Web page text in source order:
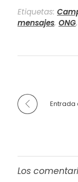
Etiquetas:
mensajes, ONG,
Entrada
Los